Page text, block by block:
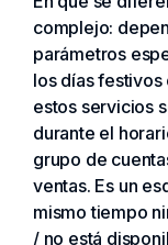
complejo:
parámetros
los días
estos servicios
durante el
grupo de
ventas. Es un
mismo tiempo
/ no está